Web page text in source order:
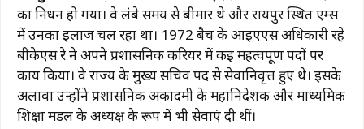
e
b
o
o
s
A
p
p
g
ra
m
re
st
l y
Li
n
k
e
का निधन हो गया। वे लंबे समय से बीमार थे और रायपुर स्थित एम्स
में उनका इलाज चल रहा था। 1972 बैच के आईएएस अधिकारी रहे
बीकेएस रे ने अपने प्रशासनिक करियर में कई महत्वपूर्ण पदों पर
कार्य किया। वे राज्य के मुख्य सचिव पद से सेवानिवृत्त हुए थे। इसके
अलावा उन्होंने प्रशासनिक अकादमी के महानिदेशक और माध्यमिक
शिक्षा मंडल के अध्यक्ष के रूप में भी सेवाएं दी थीं।